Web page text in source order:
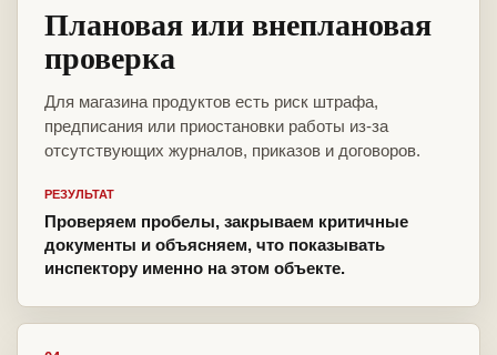
Плановая или внеплановая
проверка
Для магазина продуктов есть риск штрафа,
предписания или приостановки работы из-за
отсутствующих журналов, приказов и договоров.
РЕЗУЛЬТАТ
Проверяем пробелы, закрываем критичные
документы и объясняем, что показывать
инспектору именно на этом объекте.